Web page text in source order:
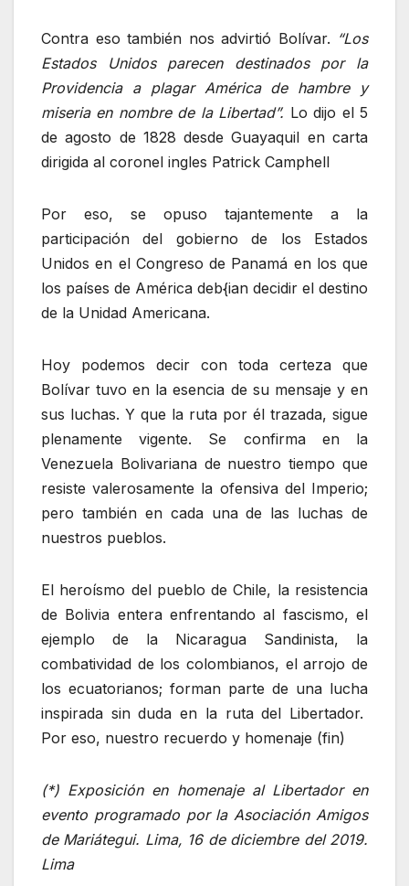
Contra eso también nos advirtió Bolívar. “Los
Estados Unidos parecen destinados por la
Providencia a plagar América de hambre y
miseria en nombre de la Libertad”. Lo dijo el 5
de agosto de 1828 desde Guayaquil en carta
dirigida al coronel ingles Patrick Camphell
Por eso, se opuso tajantemente a la
participación del gobierno de los Estados
Unidos en el Congreso de Panamá en los que
los países de América deb{ian decidir el destino
de la Unidad Americana.
Hoy podemos decir con toda certeza que
Bolívar tuvo en la esencia de su mensaje y en
sus luchas. Y que la ruta por él trazada, sigue
plenamente vigente. Se confirma en la
Venezuela Bolivariana de nuestro tiempo que
resiste valerosamente la ofensiva del Imperio;
pero también en cada una de las luchas de
nuestros pueblos.
El heroísmo del pueblo de Chile, la resistencia
de Bolivia entera enfrentando al fascismo, el
ejemplo de la Nicaragua Sandinista, la
combatividad de los colombianos, el arrojo de
los ecuatorianos; forman parte de una lucha
inspirada sin duda en la ruta del Libertador.
Por eso, nuestro recuerdo y homenaje (fin)
(*) Exposición en homenaje al Libertador en
evento programado por la Asociación Amigos
de Mariátegui. Lima, 16 de diciembre del 2019.
Lima